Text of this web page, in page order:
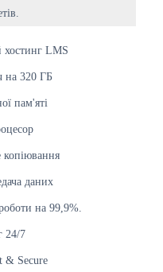
хостинг LMS
на 320 ГБ
пам'яті
даних
на 99,9%.
24/7
& Secure